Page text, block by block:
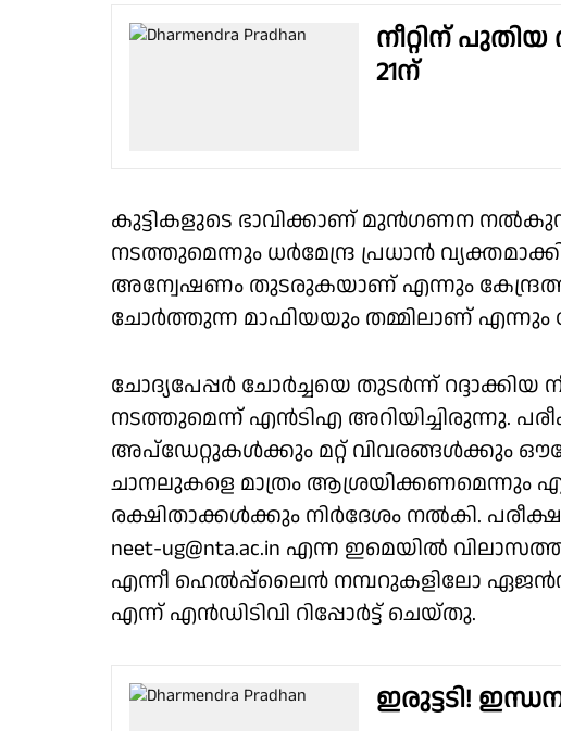
നീറ്റിന്
21ന്
കുട്ടികളുടെ ഭാവിക്കാണ് മുൻഗണന
നടത്തുമെന്നും ധർമേന്ദ്ര പ്രധാൻ
അന്വേഷണം തുടരുകയാണ് എന്നും
ചോർത്തുന്ന മാഫിയയും തമ്മിലാണ് എന്നും
ചോദ്യപേപ്പർ ചോർച്ചയെ തുടർന്ന്
നടത്തുമെന്ന് എൻടിഎ അറിയിച്ചിരുന്നു.
അപ്‌ഡേറ്റുകൾക്കും മറ്റ് വിവരങ്ങൾക്കും
ചാനലുകളെ മാത്രം ആശ്രയിക്കണമെന്നും
രക്ഷിതാക്കൾക്കും നിർദേശം നൽകി.
neet-ug@nta.ac.in എന്ന ഇമെയിൽ
എന്നീ ഹെൽപ്പ്‌ലൈൻ നമ്പറുകളിലോ
എന്ന് എൻഡിടിവി റിപ്പോർട്ട് ചെയ്തു.
ഇരുട്ടടി!